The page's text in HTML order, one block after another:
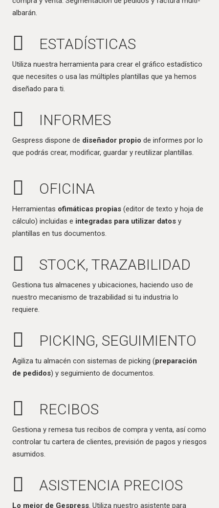
albarán.
ESTADÍSTICAS
Utiliza nuestra herramienta para crear el gráfico estadístico
que necesites o usa las múltiples plantillas que ya hemos
diseñado para ti.
INFORMES
Gespress dispone de diseñador propio de informes por lo
que podrás crear, modificar, guardar y reutilizar plantillas.
OFICINA
Herramientas ofimáticas propias (editor de texto y hoja de
cálculo) incluidas e integradas para utilizar datos y
plantillas en tus documentos.
STOCK, TRAZABILIDAD
Gestiona tus almacenes y ubicaciones, haciendo uso de
nuestro mecanismo de trazabilidad si tu industria lo
requiere.
PICKING, SEGUIMIENTO
Agiliza tu almacén con sistemas de picking (preparación
de pedidos) y seguimiento de documentos.
RECIBOS
Gestiona y remesa tus recibos de compra y venta, así como
controlar tu cartera de clientes, previsión de pagos y riesgos
asumidos.
ASISTENCIA PRECIOS
Lo mejor de Gespress. Utiliza nuestro asistente para